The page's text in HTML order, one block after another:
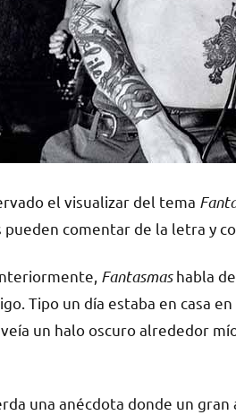
el visualizar del tema
comentar de la letra y
Fantasmashabla
Tipo un día estaba en casa
un halo oscuro alrededor
una anécdota donde un